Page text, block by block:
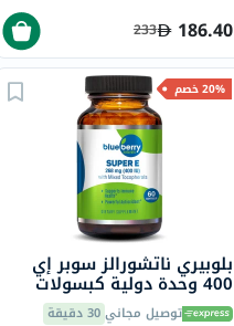
186.40
233
20% خصم
بلوبيري ناتشورالز سوبر إي
400 وحدة دولية كبسولات
هلامية 60 كبسولة B0210توصيل مجاني30 دقيقة